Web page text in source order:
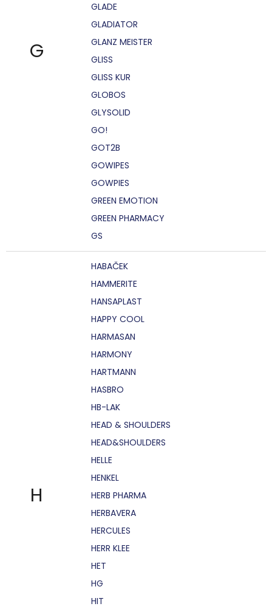
G
GLADE
GLADIATOR
GLANZ MEISTER
GLISS
GLISS KUR
GLOBOS
GLYSOLID
GO!
GOT2B
GOWIPES
GOWPIES
GREEN EMOTION
GREEN PHARMACY
GS
H
HABAČEK
HAMMERITE
HANSAPLAST
HAPPY COOL
HARMASAN
HARMONY
HARTMANN
HASBRO
HB-LAK
HEAD & SHOULDERS
HEAD&SHOULDERS
HELLE
HENKEL
HERB PHARMA
HERBAVERA
HERCULES
HERR KLEE
HET
HG
HIT